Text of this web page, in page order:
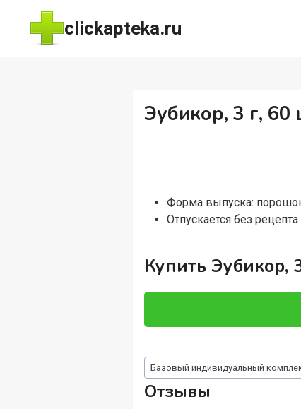
Перейти
содержимому
clickapteka.ru
Эубикор, 3 г,
Форма выпуска:
Отпускается без рецепта
Купить Эубикор,
Метки
записи:
Базовый индивидуальный
Отзывы